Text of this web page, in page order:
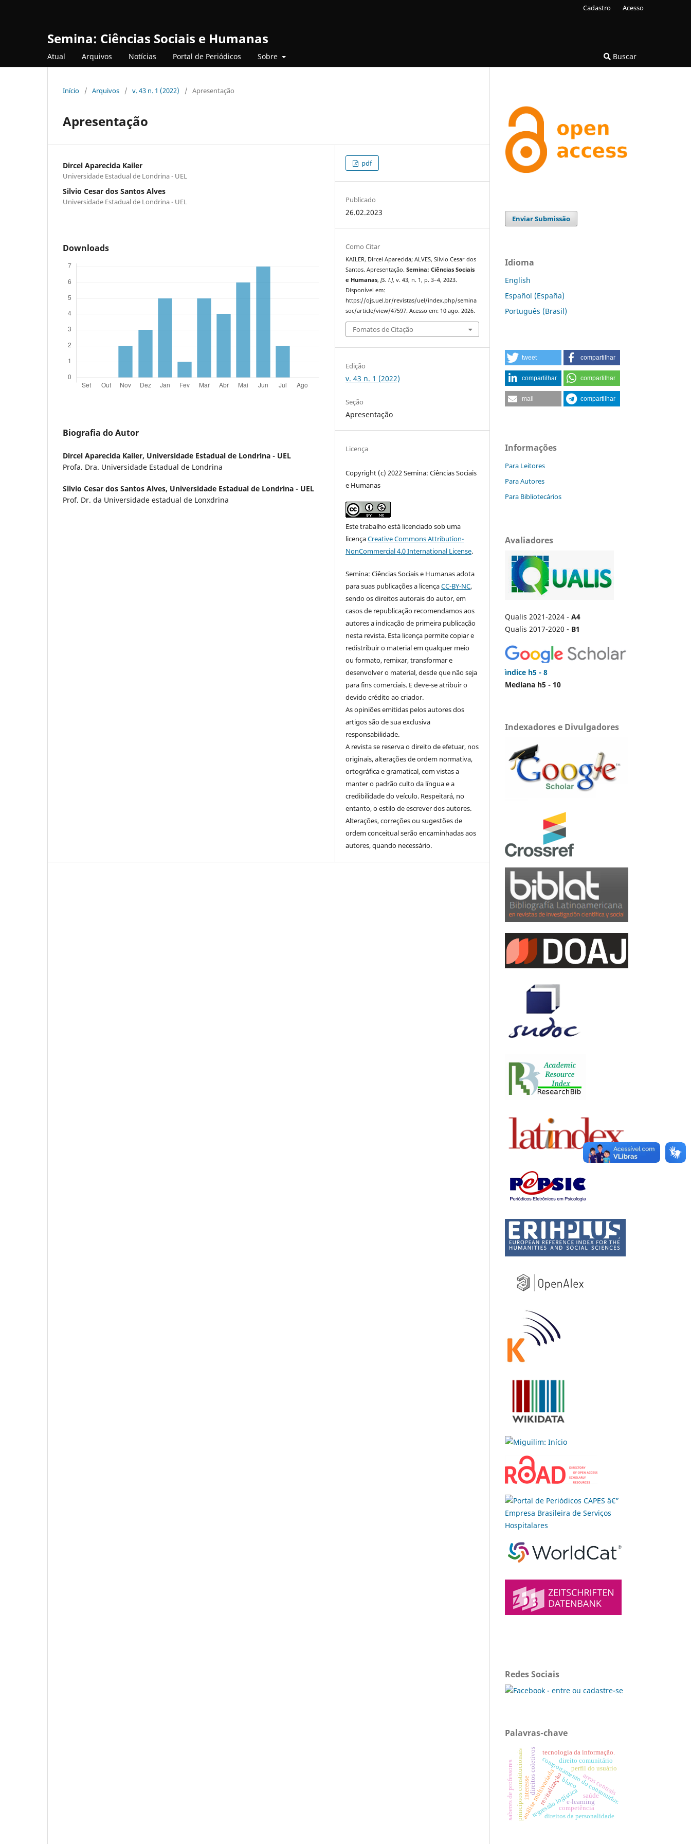
Semina: Ciências Sociais e Humanas
Atual Arquivos Notícias Portal de Periódicos Sobre Buscar
Cadastro Acesso
Início / Arquivos / v. 43 n. 1 (2022) / Apresentação
Apresentação
Dircel Aparecida Kailer
Universidade Estadual de Londrina - UEL
Silvio Cesar dos Santos Alves
Universidade Estadual de Londrina - UEL
Downloads
Biografia do Autor
Dircel Aparecida Kailer, Universidade Estadual de Londrina - UEL
Profa. Dra. Universidade Estadual de Londrina
Silvio Cesar dos Santos Alves, Universidade Estadual de Londrina - UEL
Prof. Dr. da Universidade estadual de Lonxdrina
pdf
Publicado
26.02.2023
Como Citar
KAILER, Dircel Aparecida; ALVES, Silvio Cesar dos
Santos. Apresentação.Semina: Ciências Sociais
e Humanas,[S. l.], v. 43, n. 1, p. 3–4, 2023.
Disponível em:
https://ojs.uel.br/revistas/uel/index.php/semina
soc/article/view/47597. Acesso em: 10 ago. 2026.
Fomatos de Citação
Edição
v. 43 n. 1 (2022)
Seção
Apresentação
Licença
Copyright (c) 2022 Semina: Ciências Sociais
e Humanas
Este trabalho está licenciado sob uma
licençaCreative Commons Attribution-
NonCommercial 4.0 International License.
Semina: Ciências Sociais e Humanas adota
para suas publicações a licençaCC-BY-NC,
sendo os direitos autorais do autor, em
casos de republicação recomendamos aos
autores a indicação de primeira publicação
nesta revista. Esta licença permite copiar e
redistribuir o material em qualquer meio
ou formato, remixar, transformar e
desenvolver o material, desde que não seja
para fins comerciais. E deve-se atribuir o
devido crédito ao criador.
As opiniões emitidas pelos autores dos
artigos são de sua exclusiva
responsabilidade.
A revista se reserva o direito de efetuar, nos
originais, alterações de ordem normativa,
ortográfica e gramatical, com vistas a
manter o padrão culto da língua e a
credibilidade do veículo. Respeitará, no
entanto, o estilo de escrever dos autores.
Alterações, correções ou sugestões de
ordem conceitual serão encaminhadas aos
autores, quando necessário.
Enviar Submissão
Idioma
English
Español (España)
Português (Brasil)
tweet compartilhar
compartilhar compartilhar
mail compartilhar
Informações
Para Leitores
Para Autores
Para Bibliotecários
Avaliadores
Qualis 2021-2024 - A4
Qualis 2017-2020 - B1
ìndice h5 - 8
Mediana h5 - 10
Indexadores e Divulgadores
Redes Sociais
Palavras-chave
análise multivariada
regressão logística
comportamento do consumidor.
e-learning
perfil do usuário
direitos coletivos
direitos da personalidade
princípios constitucionais tecnologia da informação.
saberes de professores areas centrais
revitalização
direito comunitário
interesse bloco
saúde
competência